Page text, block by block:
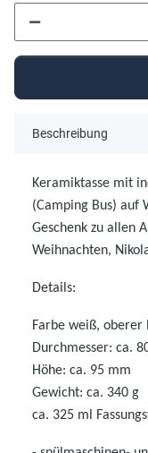
Beschreibung
Keramiktasse mit
(Camping Bus) auf
Geschenk zu allen
Weihnachten,
Details:
Farbe weiß, oberer
Durchmesser: ca.
Höhe: ca. 95 mm
Gewicht: ca. 340 g
ca. 325 ml